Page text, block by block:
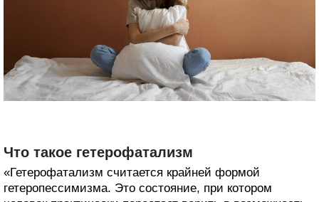
Что такое гетерофатализм
«Гетерофатализм считается крайней формой
гетеропессимизма. Это состояние, при котором